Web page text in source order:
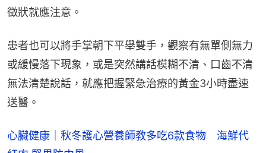
徵狀就應注意。
患者也可以將手掌朝下平舉雙手，觀察有無單側無力
或緩慢落下現象，或是突然講話模糊不清、口齒不清
無法清楚說話，就應把握緊急治療的黃金3小時盡速
送醫。
心臟健康｜秋冬護心營養師教多吃6款食物 海鮮代